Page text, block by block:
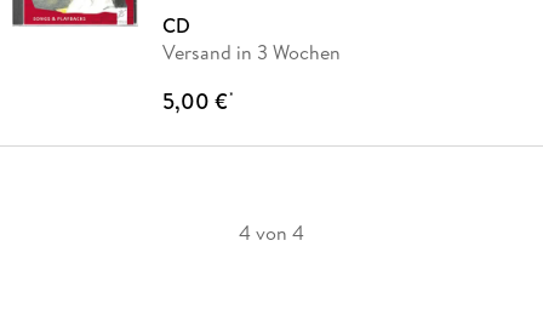
CD
Versand in 3 Wochen
5,00 €*
4 von 4